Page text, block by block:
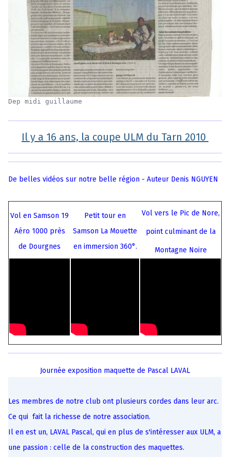
Dep midi guillaume
Il y a 16 ans, la coupe ULM du Tarn 2010
De belles vidéos sur notre belle région - Auteur Denis NGUYEN
Vol en Samson 19
Aéro 1000 près
de Dourgnes
Petit tour en
Samson La Mouette
en immersion 360°.
Vol vers le Pic de Nore,
point culminant de la
Montagne Noire
Journée exposition maquette de Pascal LAVAL
Les membres de notre club ont plusieurs cordes dans leur arc.
Ce qui fait la richesse de notre association.
Il en est un, LAVAL Pascal, qui en plus de s'intéresser aux ULM, a
une passion : celle de la construction des maquettes.